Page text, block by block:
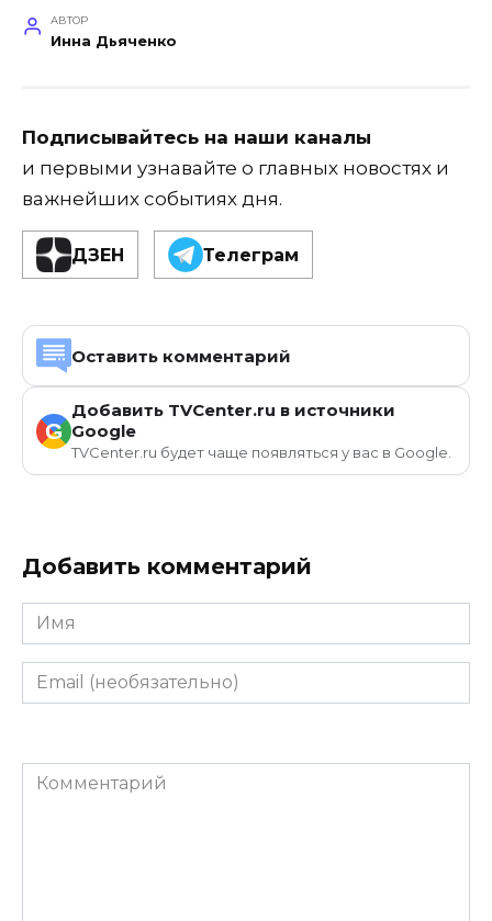
АВТОР
Инна Дьяченко
Подписывайтесь на наши каналы
и первыми узнавайте о главных новостях и
важнейших событиях дня.
ДЗЕН Телеграм
Оставить комментарий
G
Добавить TVCenter.ru в источники
Google
TVCenter.ru будет чаще появляться у вас в Google.
Добавить комментарий
Имя
Email
(необязательно)
Комментарий